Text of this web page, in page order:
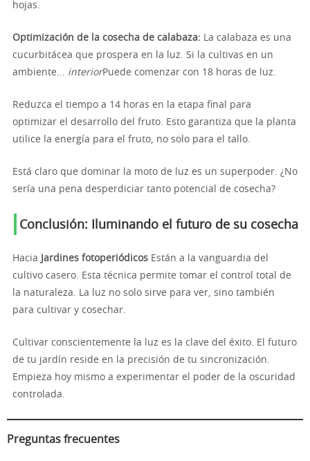
hojas.
Optimización de la cosecha de calabaza: La calabaza es una
cucurbitácea que prospera en la luz. Si la cultivas en un
ambiente... interiorPuede comenzar con 18 horas de luz.
Reduzca el tiempo a 14 horas en la etapa final para
optimizar el desarrollo del fruto. Esto garantiza que la planta
utilice la energía para el fruto, no solo para el tallo.
Está claro que dominar la moto de luz es un superpoder. ¿No
sería una pena desperdiciar tanto potencial de cosecha?
Conclusión: Iluminando el futuro de su cosecha
Hacia Jardines fotoperiódicos Están a la vanguardia del
cultivo casero. Esta técnica permite tomar el control total de
la naturaleza. La luz no solo sirve para ver, sino también
para cultivar y cosechar.
Cultivar conscientemente la luz es la clave del éxito. El futuro
de tu jardín reside en la precisión de tu sincronización.
Empieza hoy mismo a experimentar el poder de la oscuridad
controlada.
Preguntas frecuentes